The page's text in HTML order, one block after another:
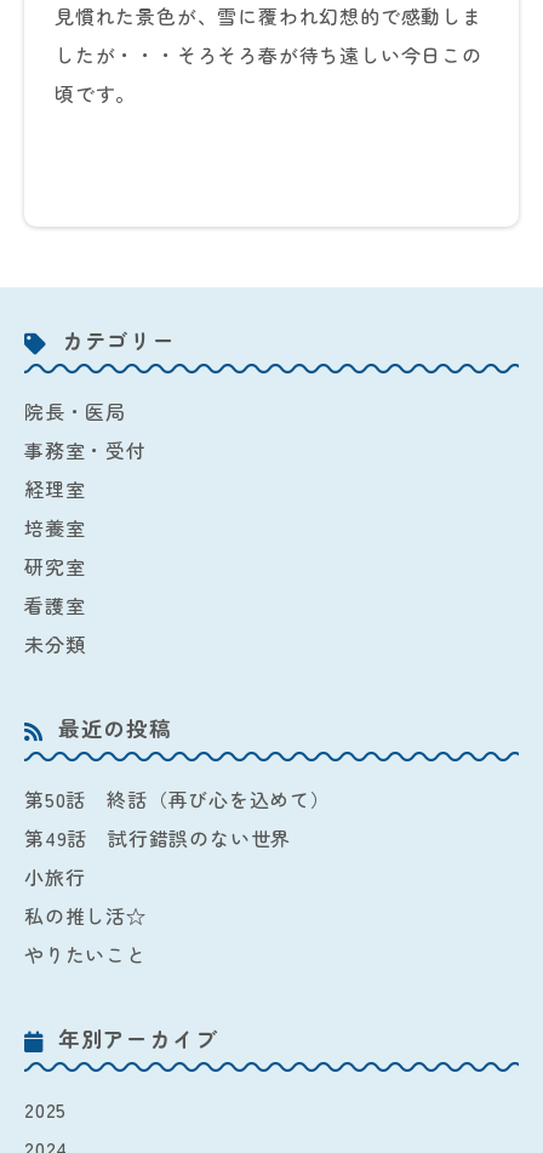
見慣れた景色が、雪に覆われ幻想的で感動しま
したが・・・そろそろ春が待ち遠しい今日この
頃です。
カテゴリー
院長・医局
事務室・受付
経理室
培養室
研究室
看護室
未分類
最近の投稿
第50話 終話（再び心を込めて）
第49話 試行錯誤のない世界
小旅行
私の推し活☆
やりたいこと
年別アーカイブ
2025